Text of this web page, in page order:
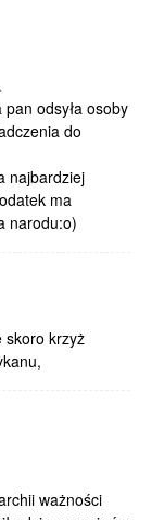
odsyła osoby
do
najbardziej
ma
narodu:o)
skoro krzyż
ważności